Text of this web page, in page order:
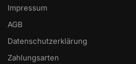
Impressum
AGB
Datenschutzerklärung
Zahlungsarten